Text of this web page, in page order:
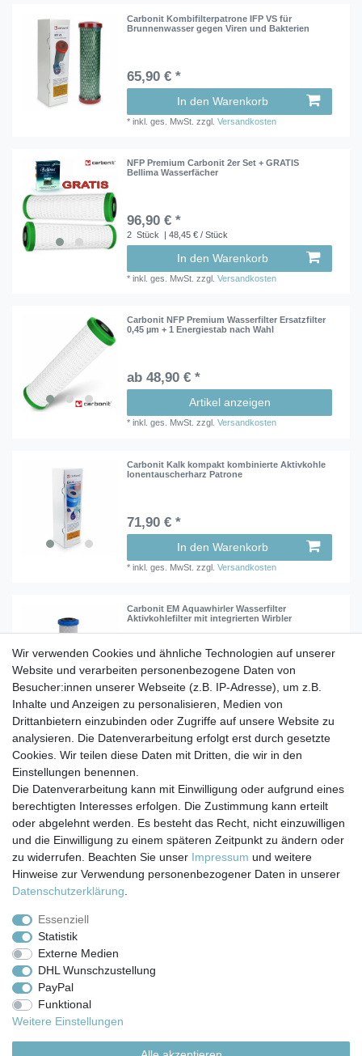
Carbonit Kombifilterpatrone IFP VS für
Brunnenwasser gegen Viren und Bakterien
65,90 € *
In den Warenkorb
*inkl. ges. MwSt. zzgl.Versandkosten
NFP Premium Carbonit 2er Set + GRATIS
Bellima Wasserfächer
96,90 € *
2 Stück | 48,45 € / Stück
In den Warenkorb
*inkl. ges. MwSt. zzgl.Versandkosten
Carbonit NFP Premium Wasserfilter Ersatzfilter
0,45 µm + 1 Energiestab nach Wahl
ab 48,90 € *
Artikel anzeigen
*inkl. ges. MwSt. zzgl.Versandkosten
Carbonit Kalk kompakt kombinierte Aktivkohle
Ionentauscherharz Patrone
71,90 € *
In den Warenkorb
*inkl. ges. MwSt. zzgl.Versandkosten
Carbonit EM Aquawhirler Wasserfilter
Aktivkohlefilter mit integrierten Wirbler
84,25 € *
In den Warenkorb
*inkl. ges. MwSt.zzgl.Versandkosten
Impressum Daten­schutz­erklärung AGB
Barrierefreiheitserklärung Widerrufs­recht
Versand- & Zahlungsbedingungen
Wir verwenden Cookies und ähnliche Technologien auf unserer
Website und verarbeiten personenbezogene Daten von
Besucher:innen unserer Webseite (z.B. IP-Adresse), um z.B.
Inhalte und Anzeigen zu personalisieren, Medien von
Drittanbietern einzubinden oder Zugriffe auf unsere Website zu
analysieren. Die Datenverarbeitung erfolgt erst durch gesetzte
Cookies. Wir teilen diese Daten mit Dritten, die wir in den
Einstellungen benennen.
Die Datenverarbeitung kann mit Einwilligung oder aufgrund eines
berechtigten Interesses erfolgen. Die Zustimmung kann erteilt
oder abgelehnt werden. Es besteht das Recht, nicht einzuwilligen
und die Einwilligung zu einem späteren Zeitpunkt zu ändern oder
zu widerrufen. Beachten Sie unser Impressum und weitere
Hinweise zur Verwendung personenbezogener Daten in unserer
Daten­schutz­erklärung
Essenziell
Statistik
Externe Medien
DHL Wunschzustellung
PayPal
Funktional
Weitere Einstellungen